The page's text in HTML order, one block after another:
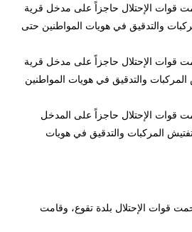
14:20 أقامت قوات الإحتلال حاجزاً على مدخل قرية
والتدقيق في هويات المواطنين حتى
15:00 أقامت قوات الإحتلال حاجزاً على مدخل قرية
والتدقيق في هويات المواطنين
17:45 أقامت قوات الإحتلال حاجزاً على المدخل
المركبات والتدقيق في هويات
08:50 اقتحمت قوات الإحتلال بلدة تقوع، وقامت